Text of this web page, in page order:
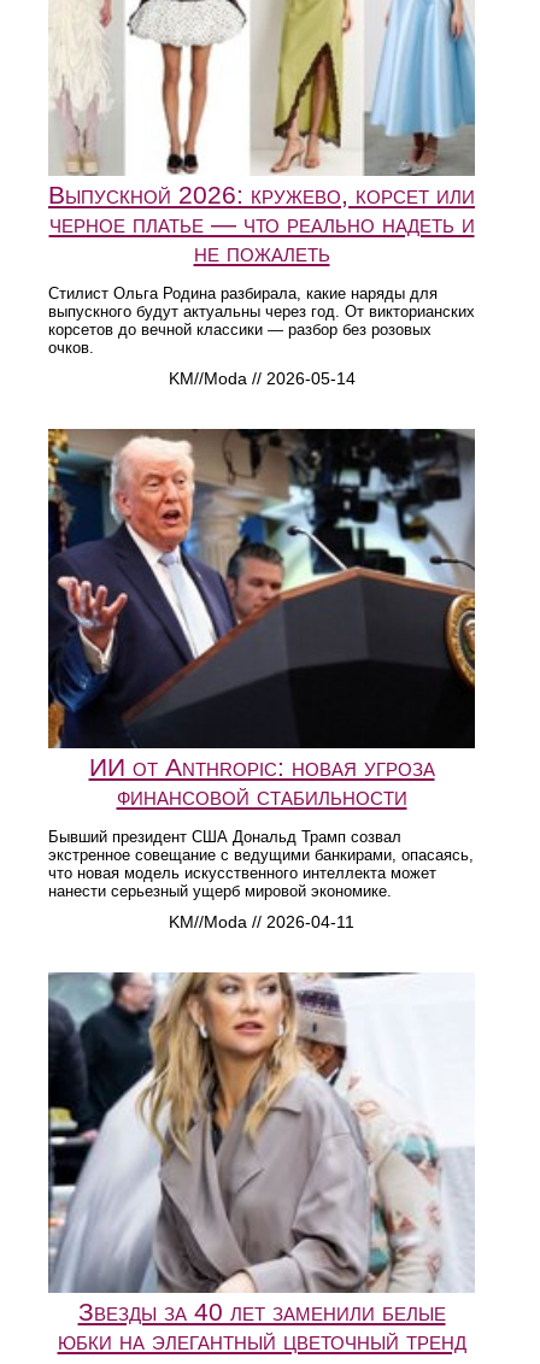
Выпускной 2026: кружево, корсет или
черное платье — что реально надеть и
не пожалеть
Стилист Ольга Родина разбирала, какие наряды для
выпускного будут актуальны через год. От викторианских
корсетов до вечной классики — разбор без розовых
очков.
KM//Moda // 2026-05-14
ИИ от Anthropic: новая угроза
финансовой стабильности
Бывший президент США Дональд Трамп созвал
экстренное совещание с ведущими банкирами, опасаясь,
что новая модель искусственного интеллекта может
нанести серьезный ущерб мировой экономике.
KM//Moda // 2026-04-11
Звезды за 40 лет заменили белые
юбки на элегантный цветочный тренд